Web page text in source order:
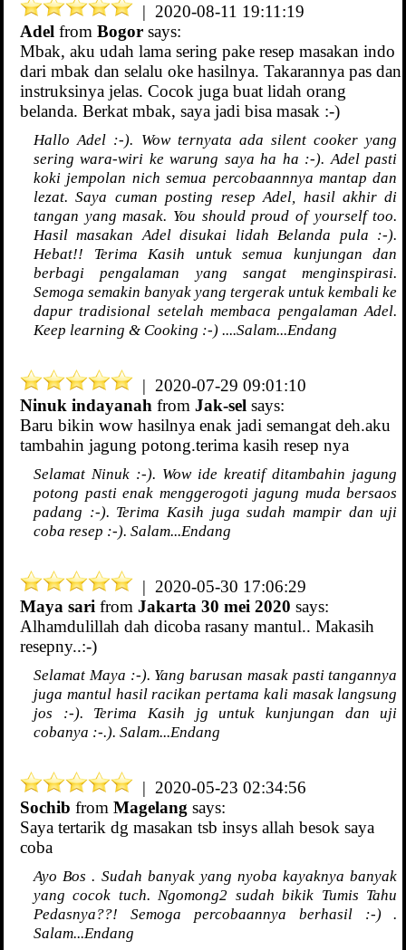
| 2020-08-11 19:11:19
Adel from Bogor says:
Mbak, aku udah lama sering pake resep masakan indo
dari mbak dan selalu oke hasilnya. Takarannya pas dan
instruksinya jelas. Cocok juga buat lidah orang
belanda. Berkat mbak, saya jadi bisa masak :-)
Hallo Adel :-). Wow ternyata ada silent cooker yang
sering wara-wiri ke warung saya ha ha :-). Adel pasti
koki jempolan nich semua percobaannnya mantap dan
lezat. Saya cuman posting resep Adel, hasil akhir di
tangan yang masak. You should proud of yourself too.
Hasil masakan Adel disukai lidah Belanda pula :-).
Hebat!! Terima Kasih untuk semua kunjungan dan
berbagi pengalaman yang sangat menginspirasi.
Semoga semakin banyak yang tergerak untuk kembali ke
dapur tradisional setelah membaca pengalaman Adel.
Keep learning & Cooking :-) ....Salam...Endang
| 2020-07-29 09:01:10
Ninuk indayanah from Jak-sel says:
Baru bikin wow hasilnya enak jadi semangat deh.aku
tambahin jagung potong.terima kasih resep nya
Selamat Ninuk :-). Wow ide kreatif ditambahin jagung
potong pasti enak menggerogoti jagung muda bersaos
padang :-). Terima Kasih juga sudah mampir dan uji
coba resep :-). Salam...Endang
| 2020-05-30 17:06:29
Maya sari from Jakarta 30 mei 2020 says:
Alhamdulillah dah dicoba rasany mantul.. Makasih
resepny..:-)
Selamat Maya :-). Yang barusan masak pasti tangannya
juga mantul hasil racikan pertama kali masak langsung
jos :-). Terima Kasih jg untuk kunjungan dan uji
cobanya :-.). Salam...Endang
| 2020-05-23 02:34:56
Sochib from Magelang says:
Saya tertarik dg masakan tsb insys allah besok saya
coba
Ayo Bos . Sudah banyak yang nyoba kayaknya banyak
yang cocok tuch. Ngomong2 sudah bikik Tumis Tahu
Pedasnya??! Semoga percobaannya berhasil :-) .
Salam...Endang